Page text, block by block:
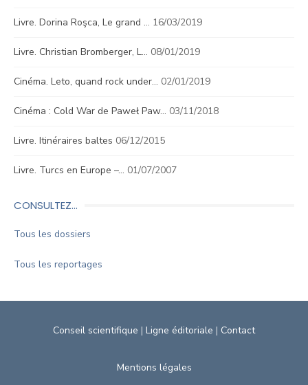
Livre. Dorina Roşca, Le grand … 16/03/2019
Livre. Christian Bromberger, L… 08/01/2019
Cinéma. Leto, quand rock under… 02/01/2019
Cinéma : Cold War de Paweł Paw… 03/11/2018
Livre. Itinéraires baltes 06/12/2015
Livre. Turcs en Europe –… 01/07/2007
CONSULTEZ…
Tous les dossiers
Tous les reportages
Conseil scientifique | Ligne éditoriale | Contact
Mentions légales